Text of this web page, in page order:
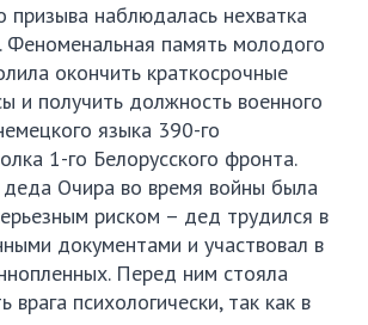
призыва наблюдалась нехватка
Феноменальная память молодого
окончить краткосрочные
и получить должность военного
языка 390-го
1-го Белорусского фронта.
Очира во время войны была
риском – дед трудился в
документами и участвовал в
Перед ним стояла
врага психологически, так как в